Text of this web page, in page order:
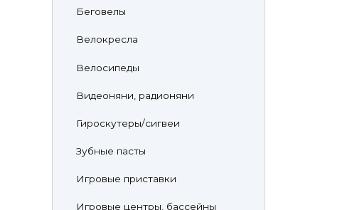
Беговелы
Велокресла
Велосипеды
Видеоняни, радионяни
Гироскутеры/сигвеи
Зубные пасты
Игровые приставки
Игровые центры, бассейны